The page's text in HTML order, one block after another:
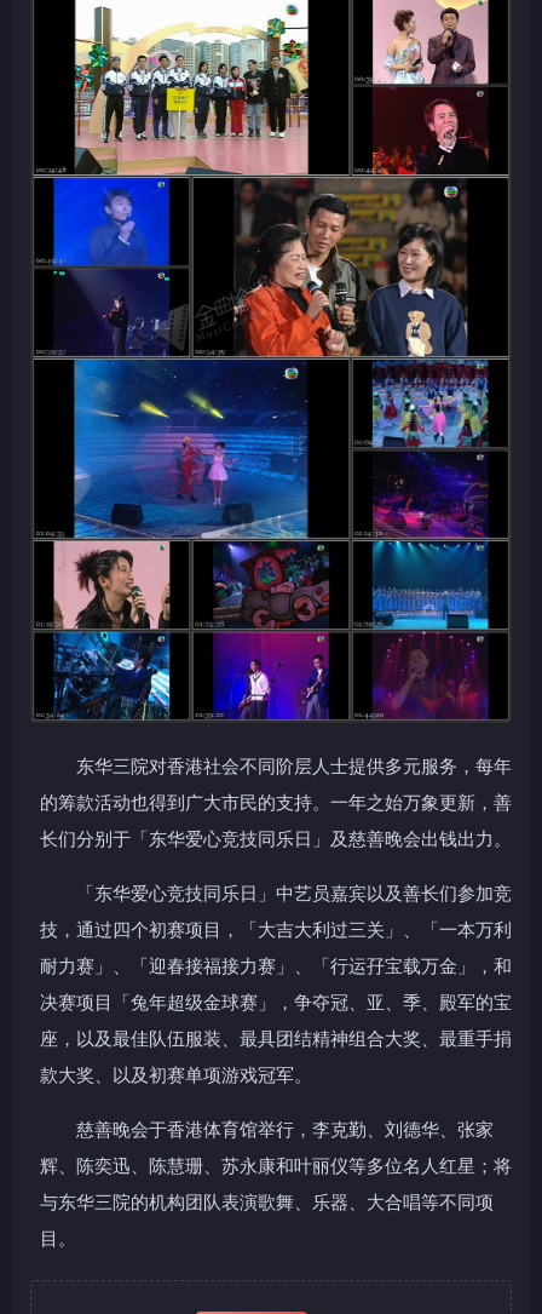
东华三院对香港社会不同阶层人士提供多元服务，每年
的筹款活动也得到广大市民的支持。一年之始万象更新，善
长们分别于「东华爱心竞技同乐日」及慈善晚会出钱出力。
「东华爱心竞技同乐日」中艺员嘉宾以及善长们参加竞
技，通过四个初赛项目，「大吉大利过三关」、「一本万利
耐力赛」、「迎春接福接力赛」、「行运孖宝载万金」，和
决赛项目「兔年超级金球赛」，争夺冠、亚、季、殿军的宝
座，以及最佳队伍服装、最具团结精神组合大奖、最重手捐
款大奖、以及初赛单项游戏冠军。
慈善晚会于香港体育馆举行，李克勤、刘德华、张家
辉、陈奕迅、陈慧珊、苏永康和叶丽仪等多位名人红星；将
与东华三院的机构团队表演歌舞、乐器、大合唱等不同项
目。